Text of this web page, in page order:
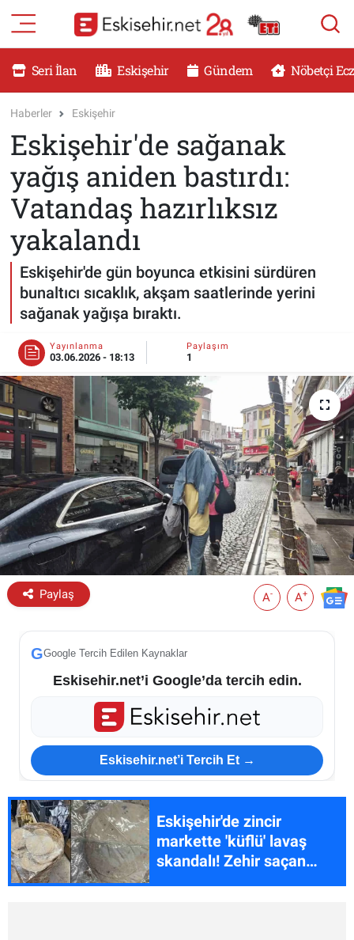
Seri İlan Eskişehir Gündem Nöbetçi
Haberler Eskişehir
Eskişehir'de sağanak
yağış aniden bastırdı:
Vatandaş hazırlıksız
yakalandı
Eskişehir'de gün boyunca etkisini sürdüren
bunaltıcı sıcaklık, akşam saatlerinde yerini
sağanak yağışa bıraktı.
Yayınlanma
03.06.2026 - 18:13
Paylaşım
1
Paylaş A- A+
GGoogle Tercih Edilen Kaynaklar
Eskisehir.net’i Google’da tercih edin.
Eskisehir.net’i Tercih Et →
Eskişehir'de zincir
markette 'küflü' lavaş
skandalı! Zehir saçan
RESMİ İLANLAR
DÜNYA
SAĞLIK
MAGAZİN
KADIN
TEKNOLOJİ
YEMEK
ESKİŞEHİR NÖBETÇİ ECZANELER
Eskişehir Haber İçerikleri
Eskişehir Hava Durumu
Eskişehir Tramvay Saatleri
Eskişehir Otobüs Saatleri
Eskişehir Nöbetçi Eczaneler
Eskişehir Namaz Vakitleri
Eskişehir Trafik Yoğunluk Haritası
Süper Lig Puan Durumu ve Fikstür
Tüm Manşetler
Son Dakika Haberleri
Haber Arşivi